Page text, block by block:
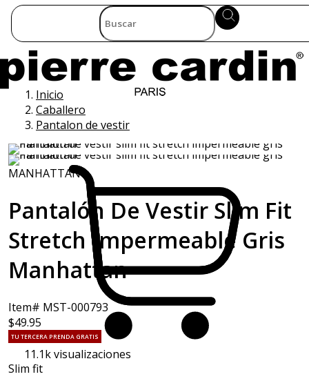
Inicio
Caballero
Pantalon de vestir
MANHATTAN
Pantalón De Vestir Slim Fit
Stretch Impermeable Gris
Manhattan
Item# MST-000793
$49.95
TU TERCERA PRENDA GRATIS
11.1kvisualizaciones
Slim fit